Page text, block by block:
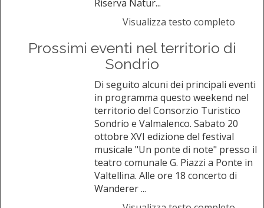
Riserva Natur...
Visualizza testo completo
Prossimi eventi nel territorio di
Sondrio
Di seguito alcuni dei principali eventi
in programma questo weekend nel
territorio del Consorzio Turistico
Sondrio e Valmalenco. Sabato 20
ottobre XVI edizione del festival
musicale "Un ponte di note" presso il
teatro comunale G. Piazzi a Ponte in
Valtellina. Alle ore 18 concerto di
Wanderer ...